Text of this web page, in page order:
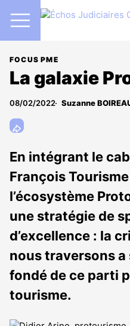
FOCUS PME
La galaxie
08/02/2022 Suzanne
En intégrant le
François
l’écosystème
une stratégie de
d’excellence : la
nous traversons
fondé de ce parti
tourisme.